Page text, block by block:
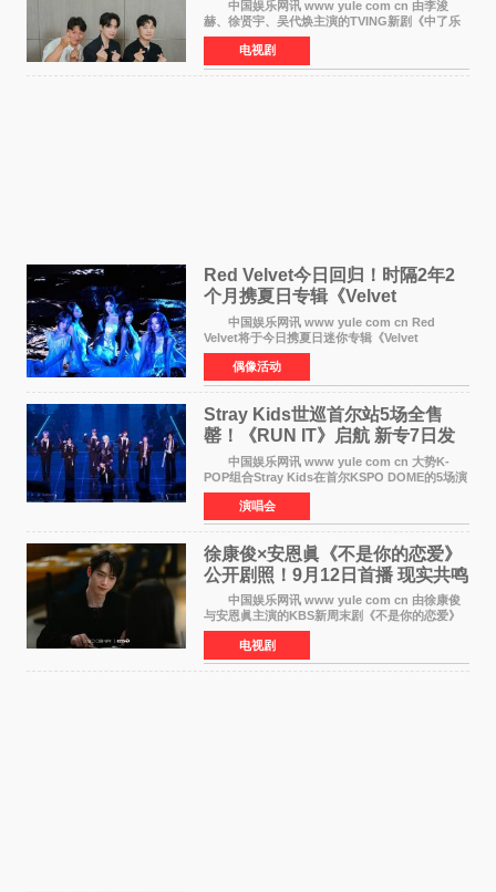
中国娱乐网讯 www yule com cn 由李浚
赫、徐贤宇、吴代焕主演的TVING新剧《中了乐
透头奖也要上班》定档9月10日播出，随后于9月
14日起登陆tvN月火档，实现先网后台双平台播出
模式。 本剧改
电视剧
Red Velvet今日回归！时隔2年2
个月携夏日专辑《Velvet
Summer》重启完整体活动
中国娱乐网讯 www yule com cn Red
Velvet将于今日携夏日迷你专辑《Velvet
Summer》时隔2年2个月重启完整体活动。这张
于8月3日发行的专辑，主打柔和成熟氛围的夏日
音乐，收录了成员们想着
偶像活动
Stray Kids世巡首尔站5场全售
罄！《RUN IT》启航 新专7日发
中国娱乐网讯 www yule com cn 大势K-
POP组合Stray Kids在首尔KSPO DOME的5场演
唱会全部售罄，为新世界巡演拉开序幕。据所属
社JYP娱乐透露，Stray Kids于上月25至26日、
29日及本月1至2日
演唱会
徐康俊×安恩眞《不是你的恋爱》
公开剧照！9月12日首播 现实共鸣
罗曼史来袭
中国娱乐网讯 www yule com cn 由徐康俊
与安恩眞主演的KBS新周末剧《不是你的恋爱》
于近日公开首波剧照，正式定档9月12日首
播。 剧照中，徐康俊与安恩眞并肩而坐，眼
神中流露出复杂而微
电视剧